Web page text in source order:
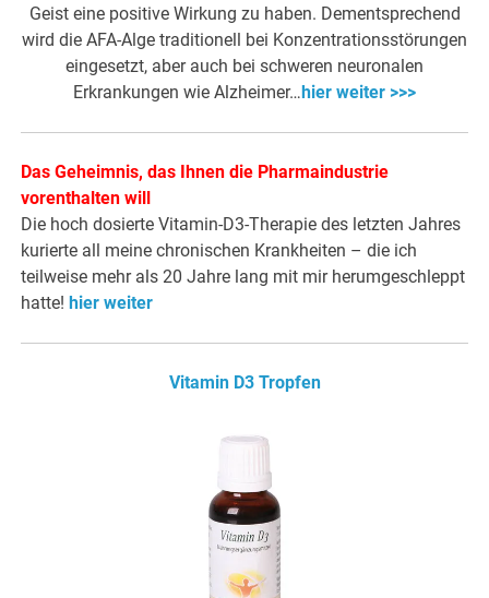
Geist eine positive Wirkung zu haben. Dementsprechend
wird die AFA-Alge traditionell bei Konzentrationsstörungen
eingesetzt, aber auch bei schweren neuronalen
Erkrankungen wie Alzheimer… hier weiter >>>
Das Geheimnis, das Ihnen die Pharmaindustrie
vorenthalten will
Die hoch dosierte Vitamin-D3-Therapie des letzten Jahres
kurierte all meine chronischen Krankheiten – die ich
teilweise mehr als 20 Jahre lang mit mir herumgeschleppt
hatte! hier weiter
Vitamin D3 Tropfen